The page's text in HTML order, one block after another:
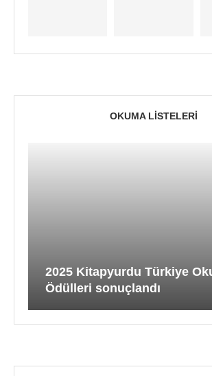
OKUMA LISTELERI
2025 Kitapyurdu Türkiye
Ödülleri sonuçlandı